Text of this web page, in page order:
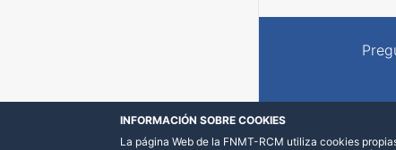
INFORMACIÓN SOBRE COOKIES
La página Web de la FNMT-RCM utiliza cookies